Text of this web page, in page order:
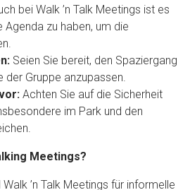
bei Walk ’n Talk Meetings ist es
Agenda zu haben, um die
Seien Sie bereit, den Spaziergang
der Gruppe anzupassen.
Achten Sie auf die Sicherheit
im Park und den
Meetings?
’n Talk Meetings für informelle